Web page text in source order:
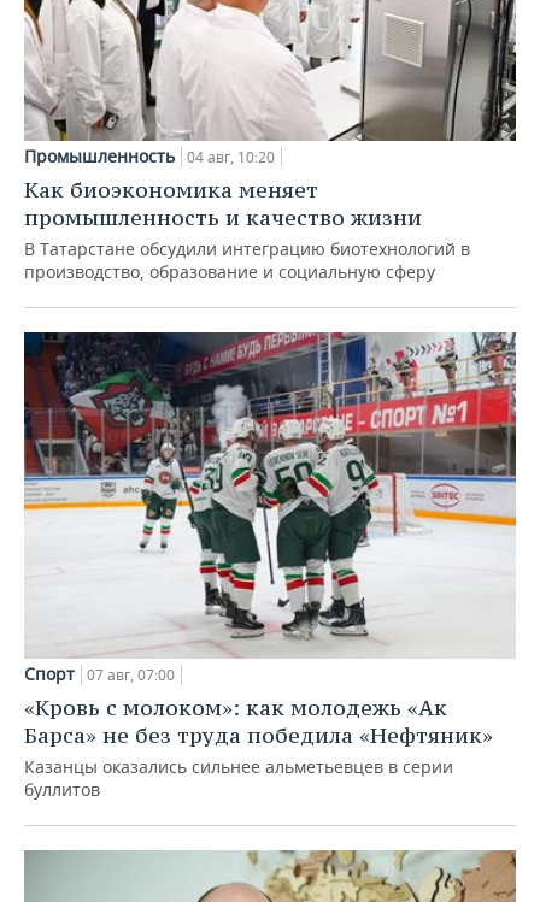
Промышленность 04 авг, 10:20
Как биоэкономика меняет
промышленность и качество жизни
В Татарстане обсудили интеграцию биотехнологий в
производство, образование и социальную сферу
Спорт 07 авг, 07:00
«Кровь с молоком»: как молодежь «Ак
Барса» не без труда победила «Нефтяник»
Казанцы оказались сильнее альметьевцев в серии
буллитов